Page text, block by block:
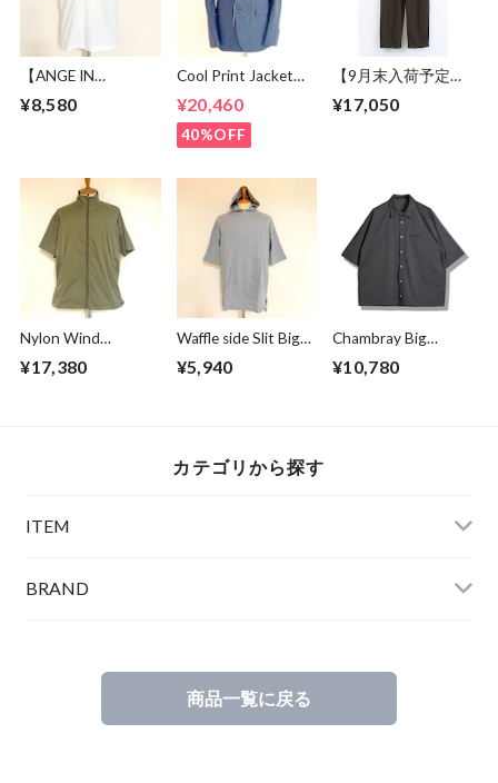
【ANGE IN
DISGUISE】 Print T-
shirts #SWING
¥8,580
Cool Print Jacket
Navy
¥20,460
40%OFF
【9月末入荷予定】
Sweat Wide Easy
Pants Chocolate
¥17,050
Nylon Wind
Khaki
¥17,380
Waffle side Slit Big
Gray
¥5,940
Chambray Big
¥10,780
カテゴリから探す
ITEM
BRAND
商品一覧に戻る